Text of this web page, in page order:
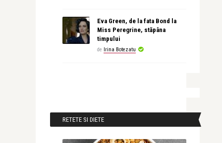
Eva Green, de la fata Bond la
Miss Peregrine, stăpâna
timpului
de Irina Botezatu
RETETE SI DIETE